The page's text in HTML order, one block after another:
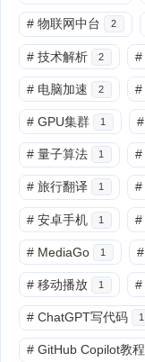
# 物联网中台 2
# 技术解析 2 #
# 电脑加速 2 #
# GPU集群 1 #
# 量子算法 1 #
# 旅行翻译 1 #
# 安卓手机 1 #
# MediaGo 1 #
# 移动播放 1 #
# ChatGPT写代码 1
# GitHub Copilot教程